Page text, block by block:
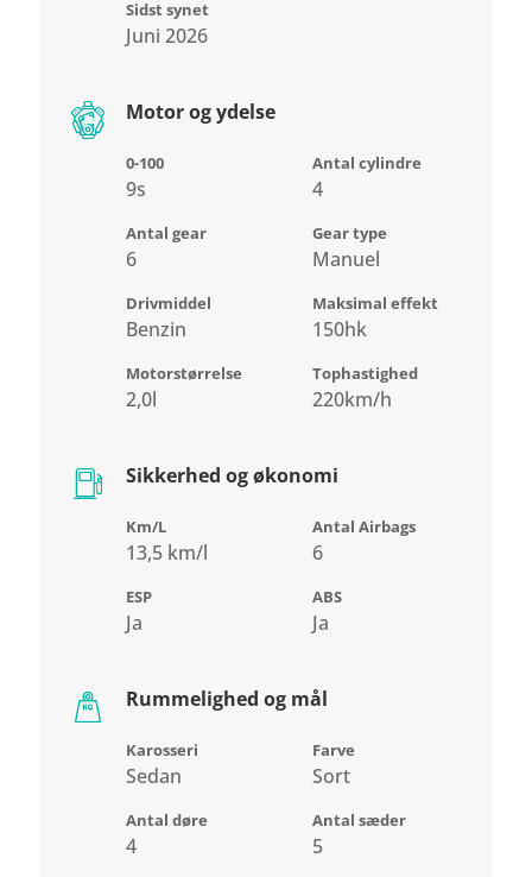
Sidst synet
Juni 2026
Motor og ydelse
0-100
9s
Antal cylindre
4
Antal gear
6
Gear type
Manuel
Drivmiddel
Benzin
Maksimal effekt
150hk
Motorstørrelse
2,0l
Tophastighed
220km/h
Sikkerhed og økonomi
Km/L
13,5 km/l
Antal Airbags
6
ESP
Ja
ABS
Ja
Rummelighed og mål
Karosseri
Sedan
Farve
Sort
Antal døre
4
Antal sæder
5